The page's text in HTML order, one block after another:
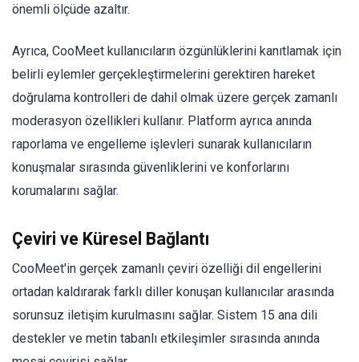
önemli ölçüde azaltır.
Ayrıca, CooMeet kullanıcıların özgünlüklerini kanıtlamak için
belirli eylemler gerçekleştirmelerini gerektiren hareket
doğrulama kontrolleri de dahil olmak üzere gerçek zamanlı
moderasyon özellikleri kullanır. Platform ayrıca anında
raporlama ve engelleme işlevleri sunarak kullanıcıların
konuşmalar sırasında güvenliklerini ve konforlarını
korumalarını sağlar.
Çeviri ve Küresel Bağlantı
CooMeet'in gerçek zamanlı çeviri özelliği dil engellerini
ortadan kaldırarak farklı diller konuşan kullanıcılar arasında
sorunsuz iletişim kurulmasını sağlar. Sistem 15 ana dili
destekler ve metin tabanlı etkileşimler sırasında anında